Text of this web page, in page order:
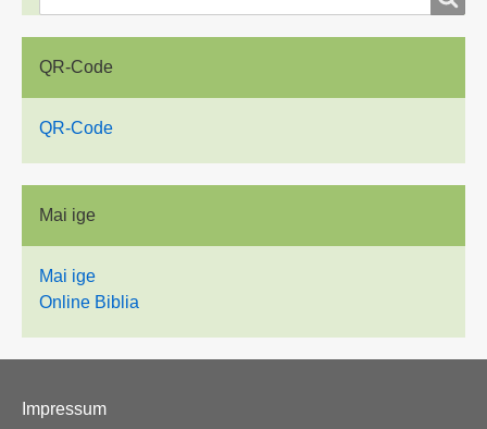
Suche
QR-Code
QR-Code
Mai ige
Mai ige
Online Biblia
Impressum